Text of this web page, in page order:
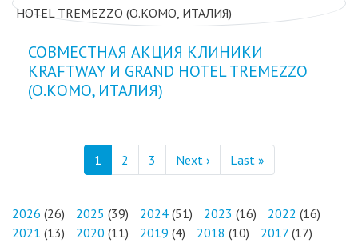
СОВМЕСТНАЯ АКЦИЯ КЛИНИКИ
KRAFTWAY И GRAND HOTEL TREMEZZO
(О.КОМО, ИТАЛИЯ)
Нумерация страниц
1 2 3 Next ›Следующая страница
Last »Последняя
2026 (26) 2025 (39) 2024 (51) 2023 (16) 2022 (16)
2021 (13) 2020 (11) 2019 (4) 2018 (10) 2017 (17)